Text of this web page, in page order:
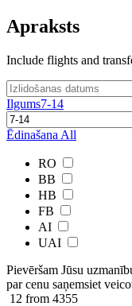
Apraksts
Include flights and
Ilgums7-14
Ēdinašana All
RO
BB
HB
FB
AI
UAI
Pievēršam Jūsu
par cenu saņemsiet
12 from 4355